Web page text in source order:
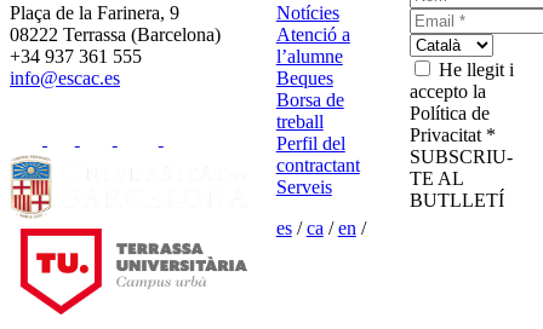
Plaça de la Farinera, 9
08222 Terrassa (Barcelona)
+34 937 361 555
info@escac.es
Notícies
Atenció a
l’alumne
Beques
Borsa de
treball
Perfil del
contractant
Serveis
es/ca /en /
He llegit i
accepto la
Política de
Privacitat *
SUBSCRIU-
TE AL
BUTLLETÍ